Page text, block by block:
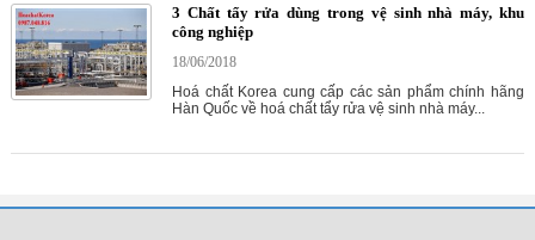
3 Chất tẩy rửa dùng trong vệ sinh nhà máy, khu
công nghiệp
18/06/2018
Hoá chất Korea cung cấp các sản phẩm chính hãng
Hàn Quốc về hoá chất tẩy rửa vệ sinh nhà máy...